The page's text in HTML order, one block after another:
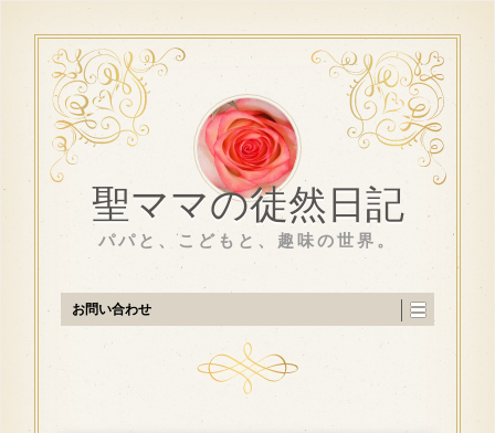
聖ママの徒然日記
パパと、こどもと、趣味の世界。
お問い合わせ